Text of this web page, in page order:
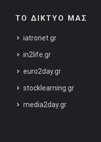
ΤΟ ΔΙΚΤΥΟ ΜΑΣ
iatronet.gr
in2life.gr
euro2day.gr
stocklearning.gr
media2day.gr